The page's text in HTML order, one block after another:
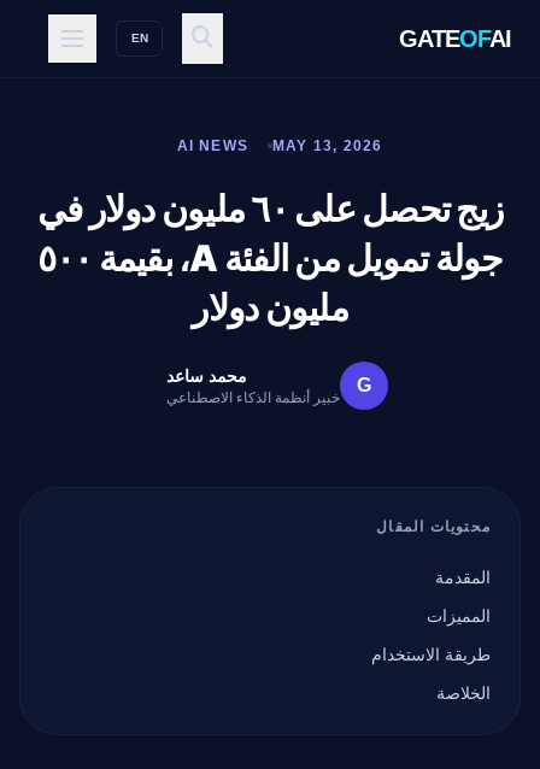
GATEOFAI
EN
MAY 13, 2026
AI NEWS
زيج تحصل على ٦٠ مليون دولار في
جولة تمويل من الفئة A، بقيمة ٥٠٠
مليون دولار
G محمد ساعد
خبير أنظمة الذكاء الاصطناعي
محتويات المقال
المقدمة
المميزات
طريقة الاستخدام
الخلاصة